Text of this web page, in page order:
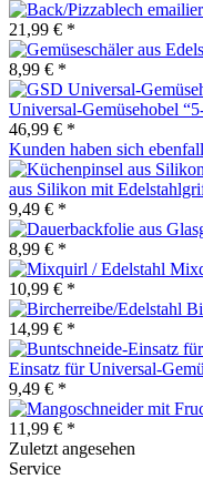
21,99 € *
8,99 € *
Universal-Gemüsehobel
46,99 € *
Kunden haben sich
aus Silikon mit
9,49 € *
8,99 € *
10,99 € *
14,99 € *
Einsatz für Universal-
9,49 € *
11,99 € *
Zuletzt angesehen
Service